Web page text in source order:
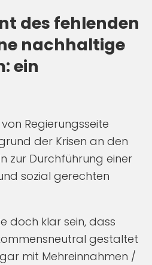
des fehlenden
nachhaltige
ein
Regierungsseite
der Krisen an den
zur Durchführung einer
sozial gerechten
doch klar sein, dass
gestaltet
mit Mehreinnahmen /